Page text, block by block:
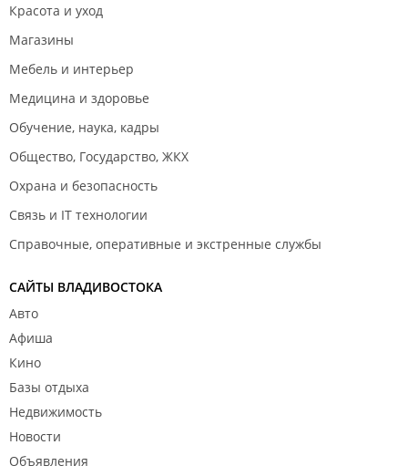
Красота и уход
Магазины
Мебель и интерьер
Медицина и здоровье
Обучение, наука, кадры
Общество, Государство, ЖКХ
Охрана и безопасность
Связь и IT технологии
Справочные, оперативные и экстренные службы
САЙТЫ ВЛАДИВОСТОКА
Авто
Афиша
Кино
Базы отдыха
Недвижимость
Новости
Объявления